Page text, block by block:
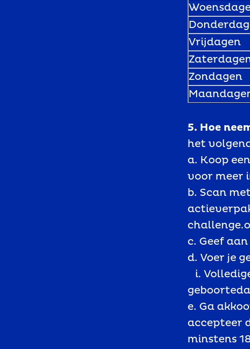
Vrijdagen
Zondagen
5. Hoe
het
a. Koop
voor meer
b. Scan
c. Geef
d. Voer je
i.
e. Ga
accepteer
minstens